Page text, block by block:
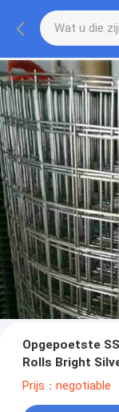
Opgepoetste
Rolls Bright
Prijs：negotiable